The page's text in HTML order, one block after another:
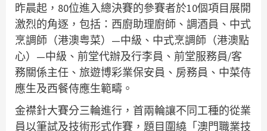
昨晨起，80位進入總決賽的參賽者於10個項目展開
激烈的角逐，包括：西廚助理廚師、調酒員、中式
烹調師（港澳粤菜）—中級、中式烹調師（港澳點
心）—中級、前堂代辦及行李員、前堂服務員/客
務關係主任、旅遊博彩業保安員、房務員、中菜侍
應生及西餐侍應生範疇。
金襟針大賽分三輪進行，首兩輪讓不同工種的從業
員以筆試及技術形式作賽，題目圍繞「澳門職業技